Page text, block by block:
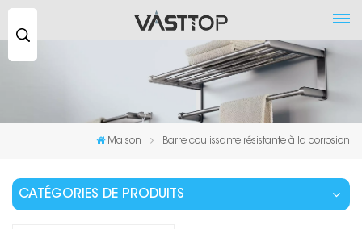
Maison Barre coulissante résistante à la corrosion
CATÉGORIES DE PRODUITS